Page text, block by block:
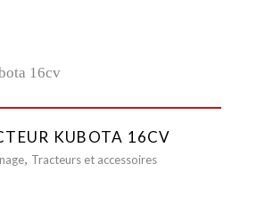
KUBOTA 16CV
, Tracteurs et accessoires